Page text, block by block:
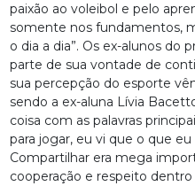
paixão ao voleibol e pelo
somente nos fundamentos,
o dia a dia”. Os ex-alunos do
parte de sua vontade de
sua percepção do esporte
sendo a ex-aluna Lívia
coisa com as palavras
para jogar, eu vi que o que
Compartilhar era mega
cooperação e respeito dentro